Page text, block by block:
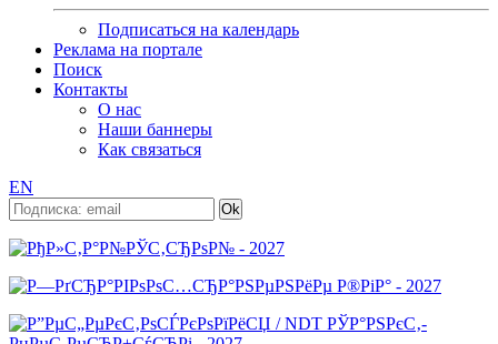
Подписаться на календарь
Реклама на портале
Поиск
Контакты
О нас
Наши баннеры
Как связаться
EN